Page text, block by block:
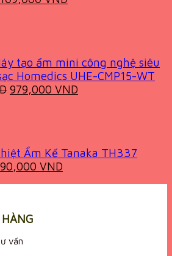
tạo ẩm mini công nghệ siêu
Homedics UHE-CMP15-WT
Original
979,000 VND
Ẩm Kế Tanaka TH337
Original
90,000 VND
vấn